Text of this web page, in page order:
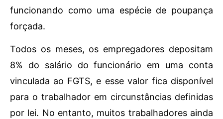
funcionando como uma espécie de poupança
forçada.
Todos os meses, os empregadores depositam
8% do salário do funcionário em uma conta
vinculada ao FGTS, e esse valor fica disponível
para o trabalhador em circunstâncias definidas
por lei. No entanto, muitos trabalhadores ainda